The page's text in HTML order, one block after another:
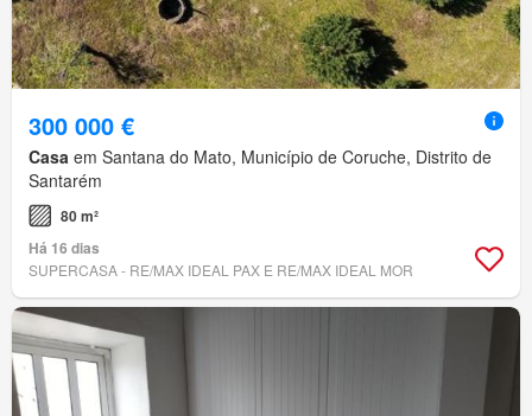
300 000 €
Casa em Santana do Mato, Município de Coruche, Distrito de
Santarém
80 m²
Há 16 dias
SUPERCASA - RE/MAX IDEAL PAX E RE/MAX IDEAL MOR